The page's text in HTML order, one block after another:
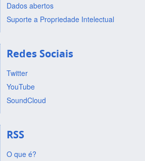
Dados abertos
Suporte a Propriedade Intelectual
Redes Sociais
Twitter
YouTube
SoundCloud
RSS
O que é?